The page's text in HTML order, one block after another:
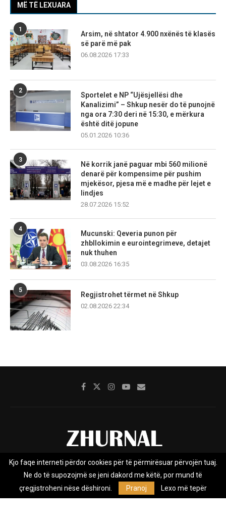
MË TË LEXUARA
1
Arsim, në shtator 4.900 nxënës të klasës
së parë më pak
06.08.2026 17:33
2
Sportelet e NP “Ujësjellësi dhe
Kanalizimi” – Shkup nesër do të punojnë
nga ora 7:30 deri në 15:30, e mërkura
është ditë jopune
05.01.2026 10:36
3
Në korrik janë paguar mbi 560 milionë
denarë për kompensime për pushim
mjekësor, pjesa më e madhe për lejet e
lindjes
28.07.2026 15:52
4
Mucunski: Qeveria punon për
zhbllokimin e eurointegrimeve, detajet
nuk thuhen
03.08.2026 16:35
5
Regjistrohet tërmet në Shkup
02.08.2026 22:34
Rreth nesh Impresumi Marketing
Kontakt
Privacy Policy
Zhurnal.mk është Agjenci e Lajmeve e pavarur, e themeluar në vitin
Kjo faqe interneti përdor cookies për të përmirësuar përvojën tuaj.
Ne do të supozojmë se jeni dakord me këtë, por mund të
çregjistroheni nëse dëshironi.
Pranoj Lexo më tepër